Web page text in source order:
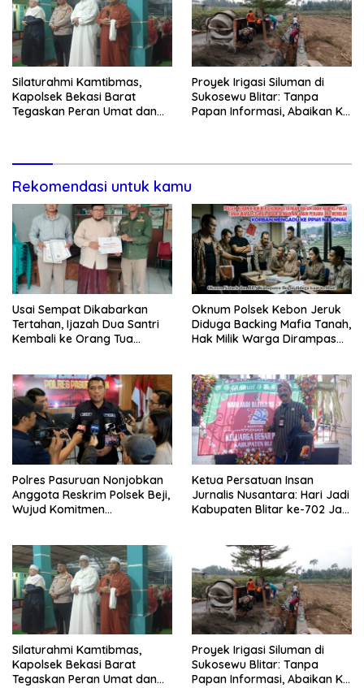
Silaturahmi Kamtibmas,
Kapolsek Bekasi Barat
Tegaskan Peran Umat dan
Proyek Irigasi Siluman di
Sukosewu Blitar: Tanpa
Papan Informasi, Abaikan K3,
Rekomendasi untuk kamu
Usai Sempat Dikabarkan
Tertahan, Ijazah Dua Santri
Kembali ke Orang Tua
Oknum Polsek Kebon Jeruk
Diduga Backing Mafia Tanah,
Hak Milik Warga Dirampas
Polres Pasuruan Nonjobkan
Anggota Reskrim Polsek Beji,
Wujud Komitmen
Ketua Persatuan Insan
Jurnalis Nusantara: Hari Jadi
Kabupaten Blitar ke-702 Jadi
Silaturahmi Kamtibmas,
Kapolsek Bekasi Barat
Tegaskan Peran Umat dan
Proyek Irigasi Siluman di
Sukosewu Blitar: Tanpa
Papan Informasi, Abaikan K3,